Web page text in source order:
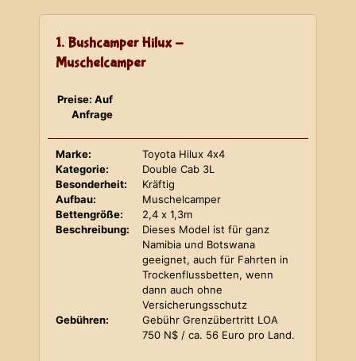
1. Bushcamper Hilux -
Muschelcamper
Preise: Auf
Anfrage
Marke:
Toyota Hilux 4x4
Kategorie:
Double Cab 3L
Besonderheit:
Kräftig
Aufbau:
Muschelcamper
Bettengröße:
2,4 x 1,3m
Beschreibung:
Dieses Model ist für ganz
Namibia und Botswana
geeignet, auch für Fahrten in
Trockenflussbetten, wenn
dann auch ohne
Versicherungsschutz
Gebühren:
Gebühr Grenzübertritt LOA
750 N$ / ca. 56 Euro pro Land.